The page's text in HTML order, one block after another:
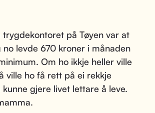
trygdekontoret på Tøyen var at
levde 670 kroner i månaden
Om ho ikkje heller ville
ville ho få rett på ei rekkje
gjere livet lettare å leve.